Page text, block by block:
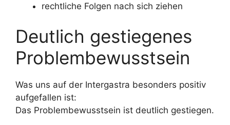
rechtliche Folgen nach sich ziehen
Deutlich gestiegenes
Problembewusstsein
Was uns auf der Intergastra besonders positiv
aufgefallen ist:
Das Problembewusstsein ist deutlich gestiegen.